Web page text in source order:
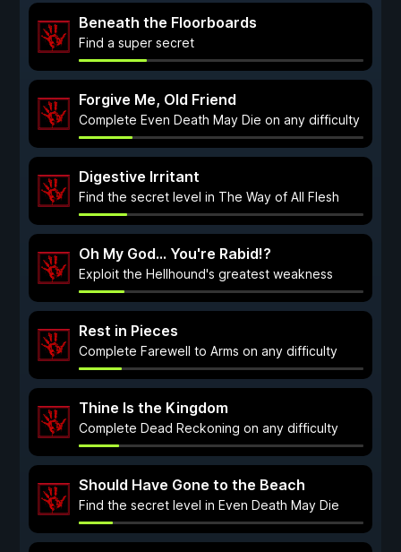
Beneath the Floorboards
Find a super secret
Forgive Me, Old Friend
Complete Even Death May Die on any difficulty
Digestive Irritant
Find the secret level in The Way of All Flesh
Oh My God... You're Rabid!?
Exploit the Hellhound's greatest weakness
Rest in Pieces
Complete Farewell to Arms on any difficulty
Thine Is the Kingdom
Complete Dead Reckoning on any difficulty
Should Have Gone to the Beach
Find the secret level in Even Death May Die